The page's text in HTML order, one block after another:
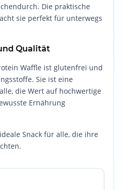
Die praktische
sie perfekt für unterwegs
Qualität
Waffle ist glutenfrei und
Sie ist eine
die Wert auf hochwertige
Ernährung
Snack für alle, die ihre